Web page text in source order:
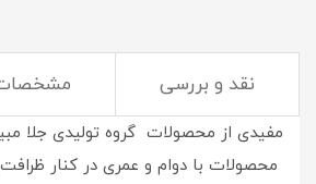
نقد و بررسی
خوش نام , با کیفیت و پرطرفدار
مفیدی از محصولات گروه تولیدی جلا
محصولات با دوام و عمری در کنار